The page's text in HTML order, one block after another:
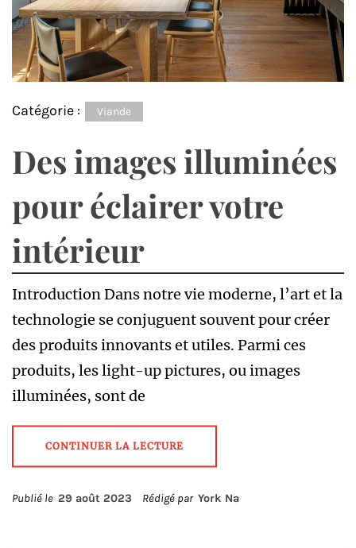
Catégorie : Viande
Des images illuminées
pour éclairer votre
intérieur
Introduction Dans notre vie moderne, l’art et la
technologie se conjuguent souvent pour créer
des produits innovants et utiles. Parmi ces
produits, les light-up pictures, ou images
illuminées, sont de
CONTINUER LA LECTURE
Publié le 29 août 2023 Rédigé par York Na